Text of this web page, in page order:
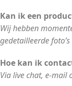
Kan ik een
Wij hebben
gedetailleerde
Hoe kan ik
Via live chat, e-mail